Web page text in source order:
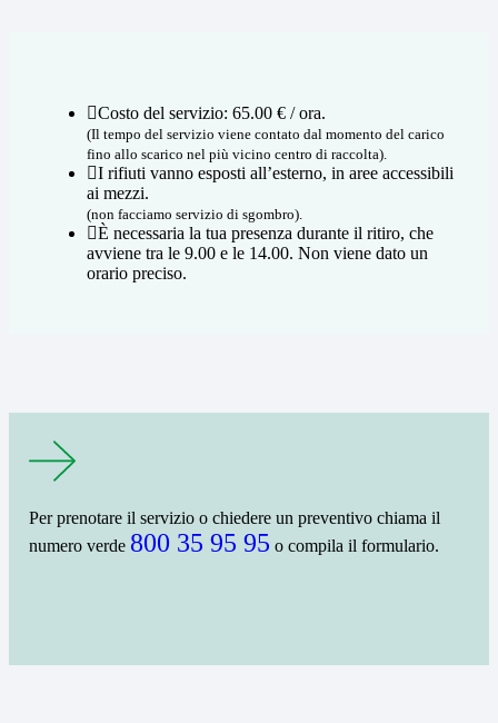
Costo del servizio: 65.00 € / ora.
(Il tempo del servizio viene contato dal momento del carico
fino allo scarico nel più vicino centro di raccolta).
I rifiuti vanno esposti all’esterno, in aree accessibili
ai mezzi.
(non facciamo servizio di sgombro).
È necessaria la tua presenza durante il ritiro, che
avviene tra le 9.00 e le 14.00. Non viene dato un
orario preciso.
Per prenotare il servizio o chiedere un preventivo chiama il
numero verde 800 35 95 95 o compila il formulario.